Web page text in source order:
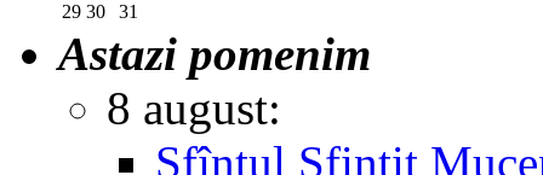
29 30 31
Astazi pomenim
8 august:
Sfîntul Sfinţit